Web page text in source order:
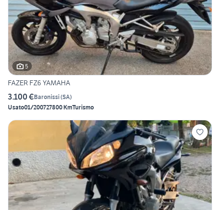
5
FAZER FZ6 YAMAHA
3.100 €Baronissi(SA)
Usato01/200727800 KmTurismo